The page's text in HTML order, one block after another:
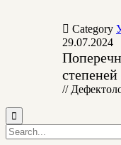
 Category
29.07.2024
//
